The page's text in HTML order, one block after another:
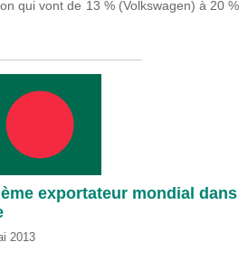
qui vont de 13 % (Volkswagen) à 20 %
exportateur mondial dans
2013